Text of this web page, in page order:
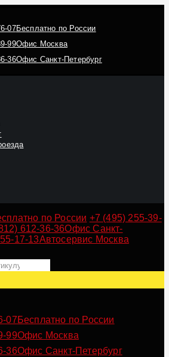
07Бесплатно по России
99Офис Москва
36Офис Санкт-Петербург
по России +7 (495) 255-39-
612-36-36Офис Санкт-
17-13Автосервис Москва
07Бесплатно по России
99Офис Москва
36Офис Санкт-Петербург